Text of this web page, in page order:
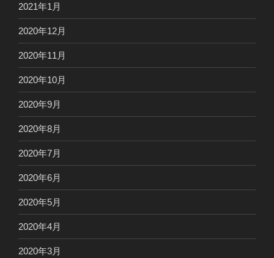
2021年1月
2020年12月
2020年11月
2020年10月
2020年9月
2020年8月
2020年7月
2020年6月
2020年5月
2020年4月
2020年3月